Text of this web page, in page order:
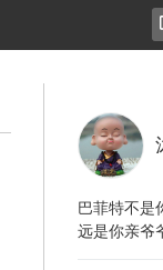
巴菲特不是
远是你亲爷